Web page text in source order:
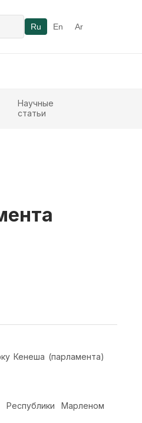
Ru En Ar
Научные
статьи
Кенеша (парламента)
Марленом